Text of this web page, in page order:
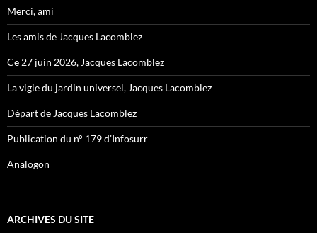
Merci, ami
Les amis de Jacques Lacomblez
Ce 27 juin 2026, Jacques Lacomblez
La vigie du jardin universel, Jacques Lacomblez
Départ de Jacques Lacomblez
Publication du n° 179 d’Infosurr
Analogon
ARCHIVES DU SITE